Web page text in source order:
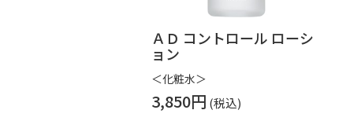
ＡＤ コントロール ローシ
ョン
＜化粧水＞
3,850円